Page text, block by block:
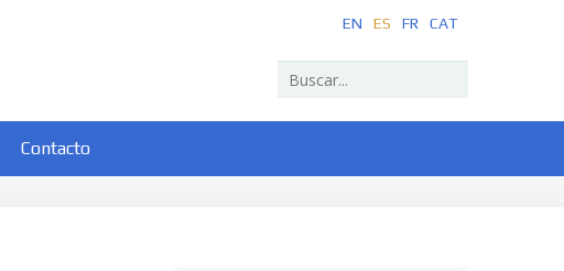
EN ES FR CAT
Contacto